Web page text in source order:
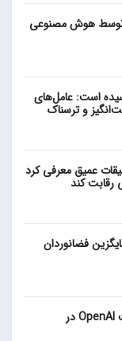
توسط هوش مصنوعی
است: عامل‌های
و ترسناک
عمیق معرفی کرد
رقابت کند
فضانوردان
گزارش‌ها از ناکامی GPT-5 شرکت OpenAI در